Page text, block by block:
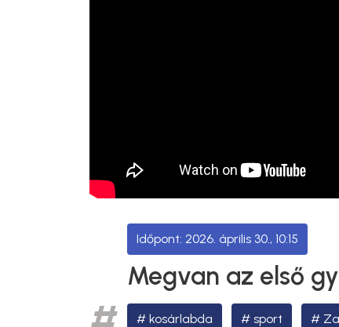
2026. április 30., 10:15
Megvan az első
kosárlabda sport